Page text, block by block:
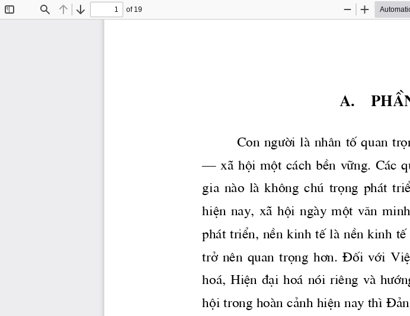
Find Previous
Next
of 19
Zoom
Zoom
A.
  Con
ng­êi lμ nh©n tè quan
– x· héi mét c ̧ch bÒn v÷ng. C ̧c
gia  nμo  lμ  kh«ng  chó  träng  ph ̧t
hiÖn  nay,  x·  héi  ngμy  mét  v ̈n
ph ̧t triÓn, nÒn kinh tÕ lμ nÒn kinh
trë  nªn  quan  träng  h¬n.  §èi  víi
ho ̧,  HiÖn  ®¹i  ho ̧  nãi  riªng  vμ
héi trong hoμn c¶nh hiÖn nay th×